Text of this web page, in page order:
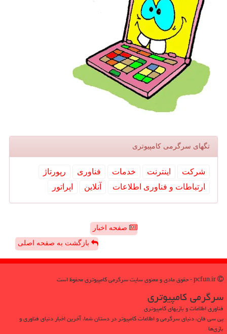
تگهای سرگرمی كامپیوتری
شركت اینترنت خدمات فناوری
رپورتاژ
ارتباطات و فناوری اطلاعات
آنلاین اپراتور
صفحه اخبار
بازگشت به صفحه اصلی
سرگرمی كامپیوتری
فناوری اطلاعات و بازیهای کامپیوتری
پی سی فان، دنیای سرگرمی و اطلاعات کامپیوتر در دستان شما، آخرین اخبار دنیای فناوری و
بازی‌ها